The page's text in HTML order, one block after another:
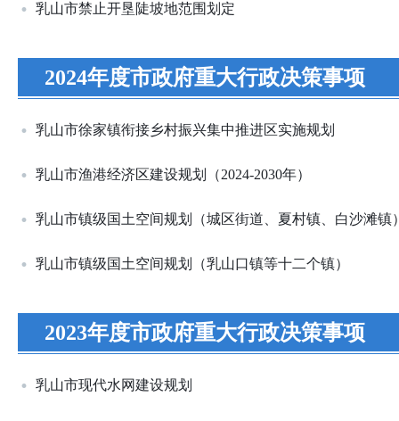
乳山市禁止开垦陡坡地范围划定
2024年度市政府重大行政决策事项
乳山市徐家镇衔接乡村振兴集中推进区实施规划
乳山市渔港经济区建设规划（2024-2030年）
乳山市镇级国土空间规划（城区街道、夏村镇、白沙滩镇
乳山市镇级国土空间规划（乳山口镇等十二个镇）
2023年度市政府重大行政决策事项
乳山市现代水网建设规划